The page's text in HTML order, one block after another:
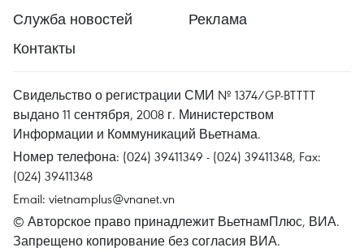
Служба новостей
Реклама
Контакты
Свидельство о регистрации СМИ № 1374/GP-BTTTT
выдано 11 сентября, 2008 г. Министерством
Информации и Коммуникаций Вьетнама.
Номер телефона: (024) 39411349 - (024) 39411348, Fax:
(024) 39411348
Email: vietnamplus@vnanet.vn
© Авторское право принадлежит ВьетнамПлюс, ВИА.
Запрещено копирование без согласия ВИА.